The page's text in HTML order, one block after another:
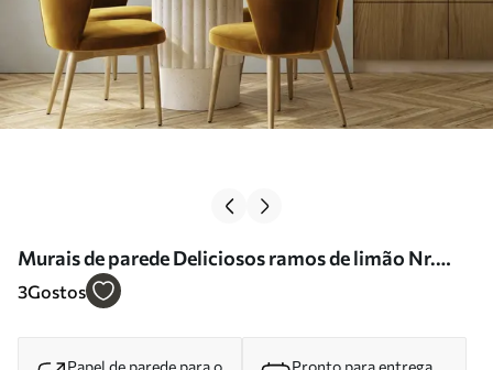
Murais de parede Deliciosos ramos de limão Nr.
u97595
3Gostos